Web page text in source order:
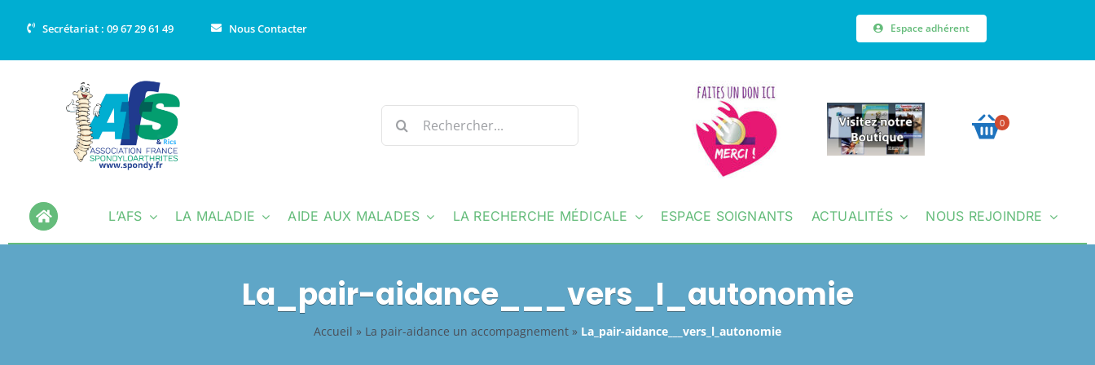
Secrétariat : 09 67 29 61 49 Nous Contacter Espace adhérent
Rechercher: 0
L’AFS LA MALADIE AIDE AUX MALADES LA RECHERCHE MÉDICALE ESPACE SOIGNANTS ACTUALITÉS NOUS REJOINDRE
La_pair-aidance___vers_l_autonomie
Accueil » La pair-aidance un accompagnement » La_pair-aidance___vers_l_autonomie